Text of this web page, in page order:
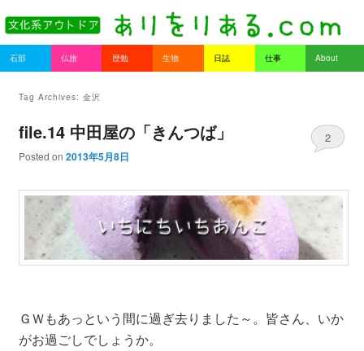
Main menu
Skip to primary content
Skip to secondary content
石部 仏旅 歴勉 生物 日誌 仕事 About
Tag Archives: 金沢
file.14 中田屋の「きんつば」
Posted on 2013年5月8日
2
ＧＷもあっという間に過ぎ去りました～。皆さん、いか
がお過ごしでしょうか。